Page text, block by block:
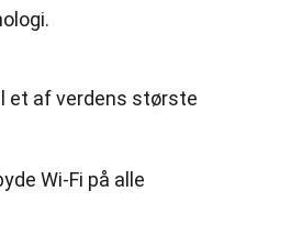
et af verdens største
Wi-Fi på alle